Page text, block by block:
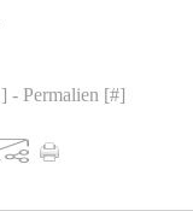
] - Permalien [#]